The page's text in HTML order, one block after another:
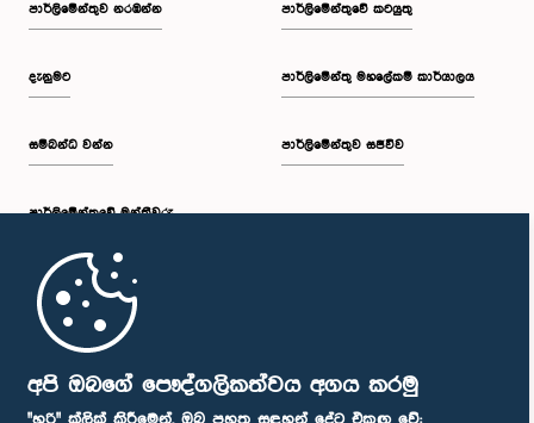
අපි ඔබගේ පෞද්ගලිකත්වය අගය කරමු
"හරි" ක්ලික් කිරීමෙන්, ඔබ පහත සඳහන් දේට එකඟ වේ:
පාර්ලි‌මේන්තුව නරඹන්න
දැනුමට
සම්බන්ධ වන්න
පාර්ලි‌මේන්තුවේ මන්ත්‍රීවරු
මුල් පිටුව
පාර්ලිමේන්තුවේ කටයුතු
පාර්ලිමේන්තු මහලේකම් කාර්යාලය
පාර්ලිමේන්තුව සජීවීව
පාර්ලිමේන්තු ජංගම යෙදුම